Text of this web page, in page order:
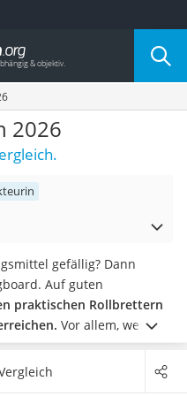
2026
gefällig? Dann
Auf guten
praktischen Rollbrettern
Vor allem, wenn
Kugellagern
Test- bzw.